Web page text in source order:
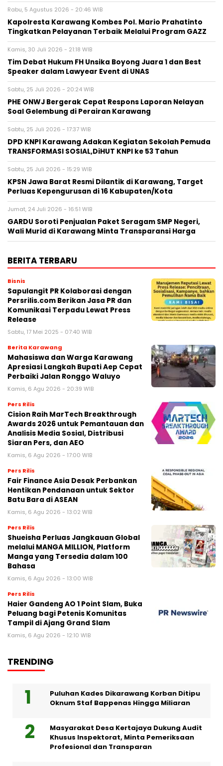
Rabu, 5 Agustus 2026 - 20:46 WIB
Kapolresta Karawang Kombes Pol. Mario Prahatinto
Tingkatkan Pelayanan Terbaik Melalui Program GAZZ
Kamis, 30 Juli 2026 - 21:18 WIB
​Tim Debat Hukum FH Unsika Boyong Juara 1 dan Best
Speaker dalam Lawyear Event di UNAS
Sabtu, 25 Juli 2026 - 20:24 WIB
PHE ONWJ Bergerak Cepat Respons Laporan Nelayan
Soal Gelembung di Perairan Karawang
Sabtu, 25 Juli 2026 - 17:37 WIB
DPD KNPI Karawang Adakan Kegiatan Sekolah Pemuda
TRANSFORMASI SOSIAL,DiHUT KNPI ke 53 Tahun
Sabtu, 25 Juli 2026 - 15:29 WIB
KPSN Jawa Barat Resmi Dilantik di Karawang, Target
Perluas Kepengurusan di 16 Kabupaten/Kota
Jumat, 24 Juli 2026 - 16:51 WIB
GARDU Soroti Penjualan Paket Seragam SMP Negeri,
Wali Murid di Karawang Minta Transparansi Harga
BERITA TERBARU
Bisnis
Sapulangit PR Kolaborasi dengan
Persrilis.com Berikan Jasa PR dan
Komunikasi Terpadu Lewat Press
Release
Sabtu, 17 Mei 2025 - 07:40 WIB
Berita Karawang
Mahasiswa dan Warga Karawang
Apresiasi Langkah Bupati Aep Cepat
Perbaiki Jalan Ronggo Waluyo
Kamis, 6 Agu 2026 - 20:39 WIB
Pers Rilis
Cision Raih MarTech Breakthrough
Awards 2026 untuk Pemantauan dan
Analisis Media Sosial, Distribusi
Siaran Pers, dan AEO
Kamis, 6 Agu 2026 - 17:00 WIB
Pers Rilis
Fair Finance Asia Desak Perbankan
Hentikan Pendanaan untuk Sektor
Batu Bara di ASEAN
Kamis, 6 Agu 2026 - 13:02 WIB
Pers Rilis
Shueisha Perluas Jangkauan Global
melalui MANGA MILLION, Platform
Manga yang Tersedia dalam 100
Bahasa
Kamis, 6 Agu 2026 - 13:00 WIB
Pers Rilis
Haier Gandeng AO 1 Point Slam, Buka
Peluang bagi Petenis Komunitas
Tampil di Ajang Grand Slam
Kamis, 6 Agu 2026 - 12:10 WIB
TRENDING
Puluhan Kades Dikarawang Korban Ditipu
Oknum Staf Bappenas Hingga Miliaran
Masyarakat Desa Kertajaya Dukung Audit
Khusus Inspektorat, Minta Pemeriksaan
Profesional dan Transparan